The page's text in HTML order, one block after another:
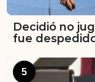
Decidió no
fue
5